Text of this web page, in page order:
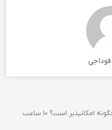
امکانپذیر است؟
10 ساعت